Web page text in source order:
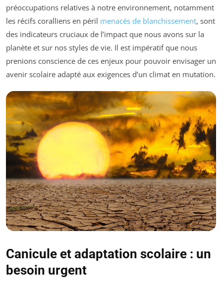
préoccupations relatives à notre environnement, notamment
les récifs coralliens en péril menacés de blanchissement, sont
des indicateurs cruciaux de l’impact que nous avons sur la
planète et sur nos styles de vie. Il est impératif que nous
prenions conscience de ces enjeux pour pouvoir envisager un
avenir scolaire adapté aux exigences d’un climat en mutation.
Canicule et adaptation scolaire : un
besoin urgent